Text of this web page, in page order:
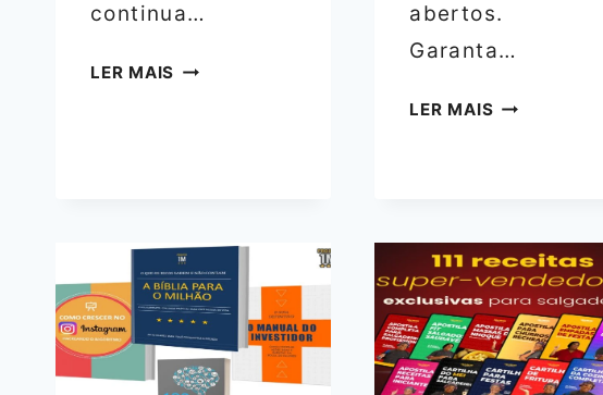
continua…
LER MAIS CAVAQUINHO
COM
IA
E
CORREÇÃO
AO
VIVO
abertos.
Garanta…
LER MAIS TIPSCODE
TORNE‑SE
DEV
FULL
STACK
EM